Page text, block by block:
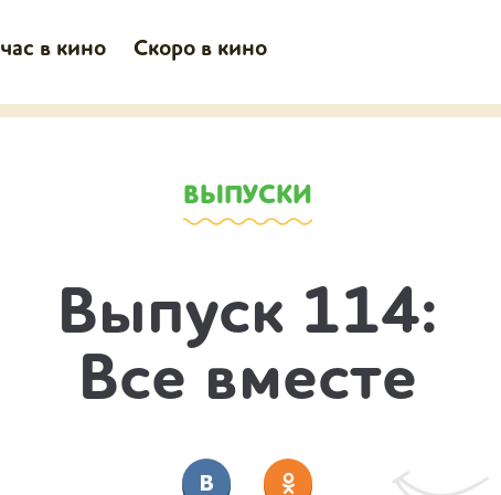
в кино Скоро в кино
ВЫПУСКИ
Выпуск 114:
Все вместе